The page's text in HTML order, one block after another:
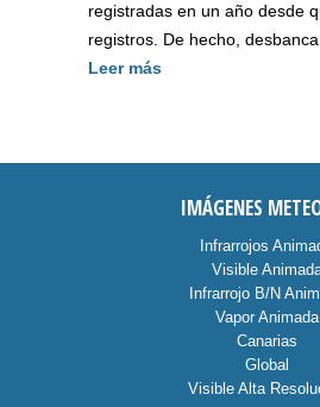
registradas en un año desde
registros. De hecho,
Leer más
IMÁGENES
Infrarrojos
Visible
Infrarrojo B/N
Vapor Animada
Canarias
Global
Visible Alta